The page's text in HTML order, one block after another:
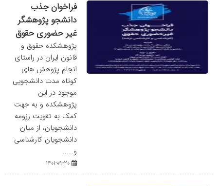
فراخوان جذب
دانشجو پژوهشگر
غیر حضوری حقوق
پژوهشکده حقوق و
قانون ایران در راستای
انجام پژوهش های
کوتاه مدت دانشجویی
موجود در این
پژوهشکده و به جهت
کمک به تقویت رزومه
دانشجویان، از میان
دانشجویان کارشناسی
و…...